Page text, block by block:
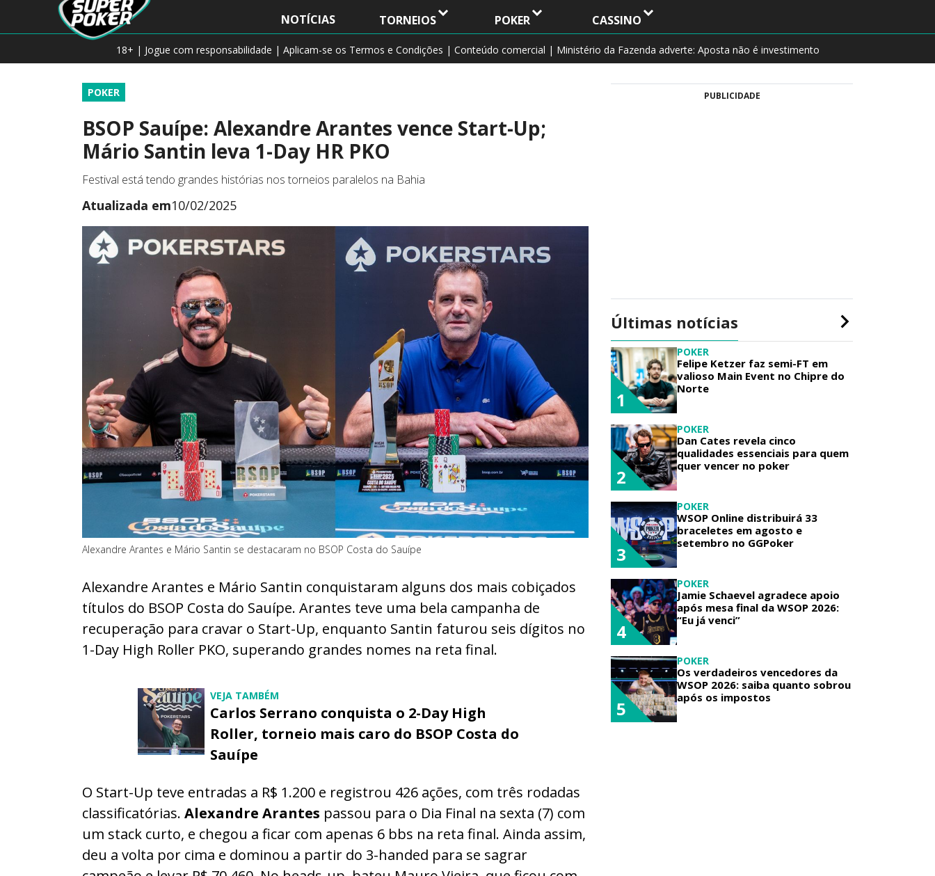
NOTÍCIAS TORNEIOS POKER CASSINO
18+ | Jogue com responsabilidade | Aplicam-se os Termos e Condições | Conteúdo comercial | Ministério da Fazenda adverte: Aposta não é investimento
POKER
BSOP Sauípe: Alexandre Arantes vence Start-Up;
Mário Santin leva 1-Day HR PKO
Festival está tendo grandes histórias nos torneios paralelos na Bahia
Atualizada em10/02/2025
Alexandre Arantes e Mário Santin se destacaram no BSOP Costa do Sauípe
Alexandre Arantes e Mário Santin conquistaram alguns dos mais cobiçados
títulos do BSOP Costa do Sauípe. Arantes teve uma bela campanha de
recuperação para cravar o Start-Up, enquanto Santin faturou seis dígitos no
1-Day High Roller PKO, superando grandes nomes na reta final.
VEJA TAMBÉM
Carlos Serrano conquista o 2-Day High
Roller, torneio mais caro do BSOP Costa do
Sauípe
O Start-Up teve entradas a R$ 1.200 e registrou 426 ações, com três rodadas
classificatórias. Alexandre Arantes passou para o Dia Final na sexta (7) com
um stack curto, e chegou a ficar com apenas 6 bbs na reta final. Ainda assim,
deu a volta por cima e dominou a partir do 3-handed para se sagrar
PUBLICIDADE
Últimas notícias
POKER
Felipe Ketzer faz semi-FT em
valioso Main Event no Chipre do
Norte
1
POKER
Dan Cates revela cinco
qualidades essenciais para quem
quer vencer no poker
2
POKER
WSOP Online distribuirá 33
braceletes em agosto e
setembro no GGPoker
3
POKER
Jamie Schaevel agradece apoio
após mesa final da WSOP 2026:
“Eu já venci”
4
POKER
Os verdadeiros vencedores da
WSOP 2026: saiba quanto sobrou
após os impostos
5